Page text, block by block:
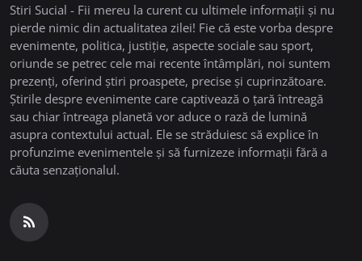
Stiri Sucial - Fii mereu la curent cu ultimele informații și nu
pierde nimic din actualitatea zilei! Fie că este vorba despre
evenimente, politica, justiție, aspecte sociale sau sport,
oriunde se petrec cele mai recente întâmplări, noi suntem
prezenți, oferind știri proaspete, precise și cuprinzătoare.
Știrile despre evenimente care captivează o țară întreagă
sau chiar întreaga planetă vor aduce o rază de lumină
asupra contextului actual. Ele se străduiesc să explice în
profunzime evenimentele și să furnizeze informații fără a
căuta senzaționalul.